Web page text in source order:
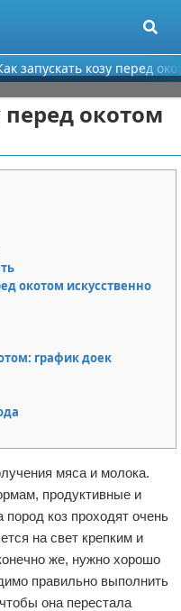
запускать козу перед
перед окотом
окотом искусственно
график доек
мяса и молока.
продуктивные и
коз проходят очень
на свет крепким и
же, нужно хорошо
правильно выполнить
она перестала